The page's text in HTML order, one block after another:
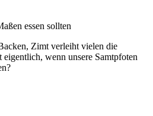
essen sollten
Zimt verleiht vielen die
wenn unsere Samtpfoten